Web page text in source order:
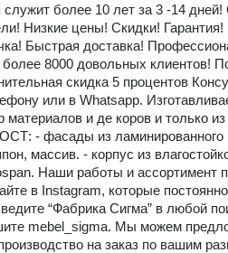
служит более 10 лет за 3 -14
Низкие цены! Скидки!
Быстрая доставка!
более 8000 довольных клиентов!
скидка 5 процентов
или в Whatsapp.
и де коров и только из
- фасады из
массив. - корпус из
Наши работы и ассортимент
в Instagram, которые
“Фабрика Сигма” в любой
mebel_sigma. Мы можем
на заказ по вашим